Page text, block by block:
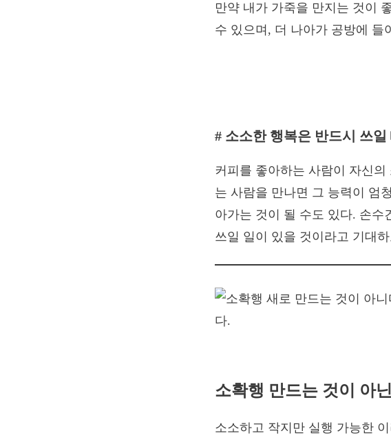
만약 내가 가죽을 만지는 것이
수 있으며, 더 나아가 공방에 들
# 소소한 행복은 반드시 쓰일
커피를 좋아하는 사람이 자신
는 사람을 만나면 그 능력이 엄
아가는 것이 될 수도 있다. 손수
쓰일 일이 있을 것이라고 기대
소확행 만드는 것이 아
소소하고 작지만 실행 가능한